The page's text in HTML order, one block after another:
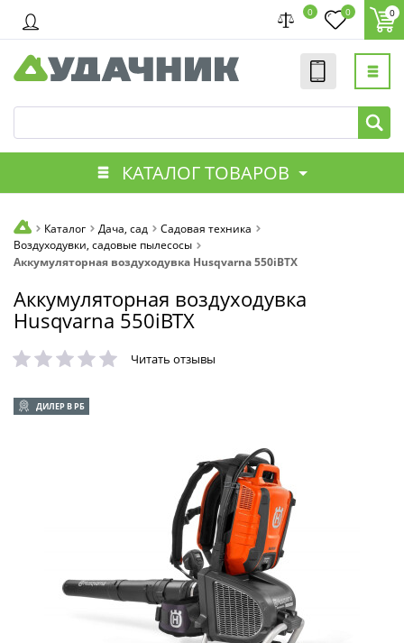
0 0 0
КАТАЛОГ ТОВАРОВ
Каталог Дача, сад
Садовая техника
Воздуходувки, садовые пылесосы
Аккумуляторная воздуходувка Husqvarna 550iBTX
Аккумуляторная воздуходувка
Husqvarna 550iBTX
Читать отзывы
ДИЛЕР В РБ